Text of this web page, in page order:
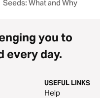
Seeds: What and Why
you to
every day.
USEFUL LINKS
Help